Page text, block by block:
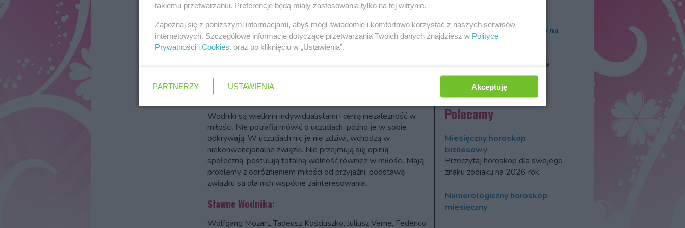
pracownik socjalny, pisarz, poeta, homeopata.
Wodniki odpoczywają w ruchu, pociągają je bezkresne
przestrzenie i duża wysokość. dla tego chętnie uprawiają
wspinaczkę górską, jeżdżą na rowerze czy rolkach. Pociągają
przed komputerem lub rozbierając na części domowy
telewizor.
Wodniki są wielkimi indywidualistami i cenią niezależność w
miłości. Nie potrafią mówić o uczuciach, późno je w sobie
odkrywają. W uczuciach nic je nie zdziwi, wchodzą w
niekonwencjonalne związki. Nie przejmują się opinią
społeczną, postulują totalną wolność również w miłości. Mają
problemy z odróżnieniem miłości od przyjaźni, podstawą
związku są dla nich wspólne zainteresowania.
Sławne Wodnika:
Wolfgang Mozart, Tadeusz Kościuszko, Juliusz Verne, Federico
Horoskop numerologiczny na
2026 rok
numerologów, włada wibracja
Dwójki.
Polecamy
Miesięczny horoskop
biznesowy
Przeczytaj horoskop dla swojego
znaku zodiaku na 2026 rok.
Numerologiczny horoskop
miesięczny
takiemu przetwarzaniu. Preferencje będą miały zastosowania tylko na tej witrynie.
Zapoznaj się z poniższymi informacjami, abyś mógł świadomie i komfortowo korzystać z naszych serwisów
internetowych. Szczegółowe informacje dotyczące przetwarzania Twoich danych znajdziesz w Polityce
Prywatności i Cookies . oraz po kliknięciu w „Ustawienia”.
PARTNERZY USTAWIENIA Akceptuję